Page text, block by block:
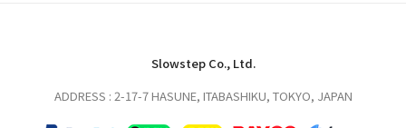
Slowstep Co., Ltd.
ADDRESS : 2-17-7 HASUNE, ITABASHIKU, TOKYO, JAPAN